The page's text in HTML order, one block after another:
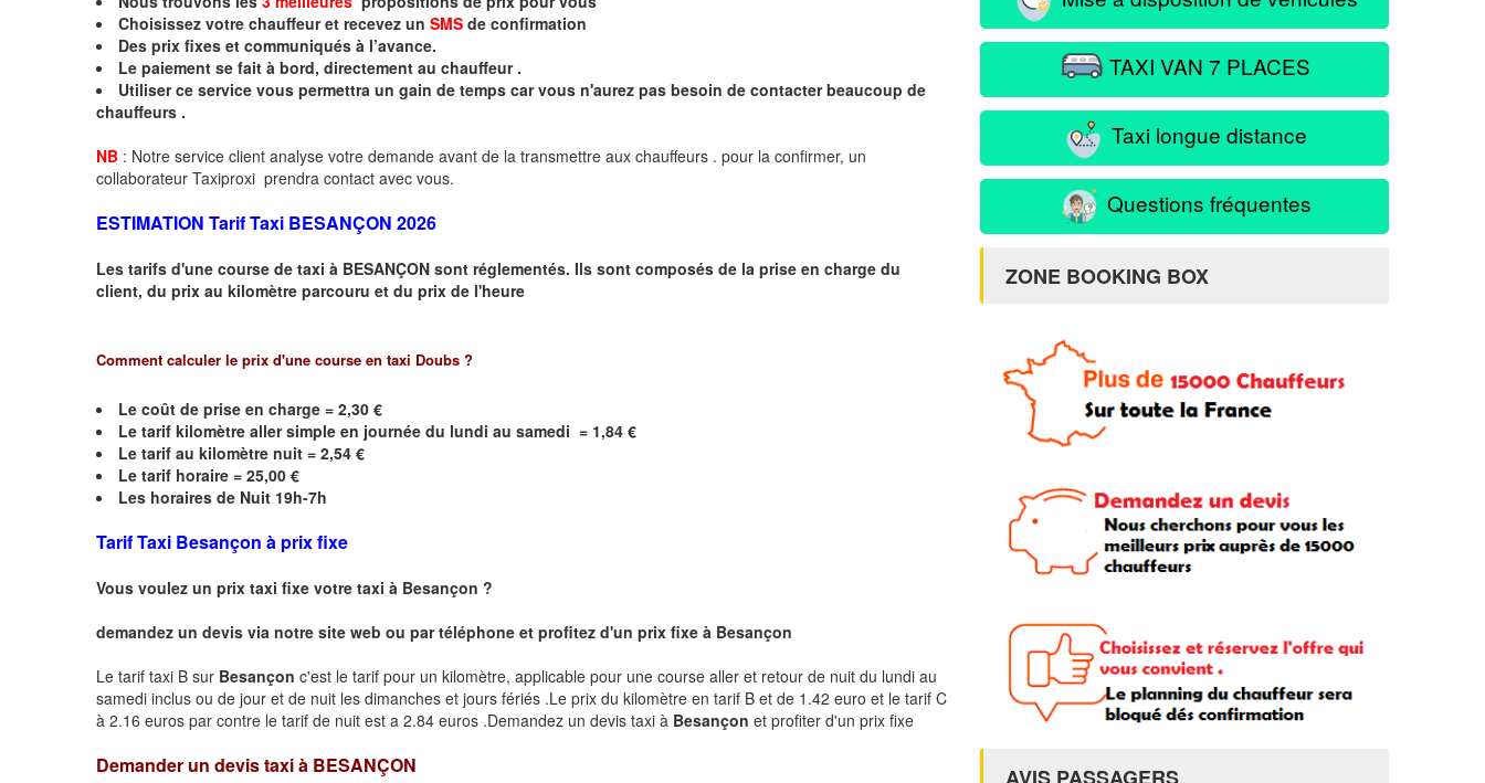
Choisissez votre chauffeur et recevez un SMS de confirmation
Des prix fixes et communiqués à l’avance.
Le paiement se fait à bord, directement au chauffeur .
Utiliser ce service vous permettra un gain de temps car vous n'aurez pas besoin de contacter beaucoup de
chauffeurs .
NB : Notre service client analyse votre demande avant de la transmettre aux chauffeurs . pour la confirmer, un
collaborateur Taxiproxi prendra contact avec vous.
ESTIMATION Tarif Taxi BESANÇON 2026
Les tarifs d'une course de taxi à BESANÇON sont réglementés. Ils sont composés de la prise en charge du
client, du prix au kilomètre parcouru et du prix de l'heure
Comment calculer le prix d'une course en taxi Doubs ?
Le coût de prise en charge = 2,30 €
Le tarif kilomètre aller simple en journée du lundi au samedi = 1,84 €
Le tarif au kilomètre nuit = 2,54 €
Le tarif horaire = 25,00 €
Les horaires de Nuit 19h-7h
Tarif Taxi Besançon à prix fixe
Vous voulez un prix taxi fixe votre taxi à Besançon ?
demandez un devis via notre site web ou par téléphone et profitez d'un prix fixe à Besançon
Le tarif taxi B sur Besançon c'est le tarif pour un kilomètre, applicable pour une course aller et retour de nuit du lundi au
samedi inclus ou de jour et de nuit les dimanches et jours fériés .Le prix du kilomètre en tarif B et de 1.42 euro et le tarif C
à 2.16 euros par contre le tarif de nuit est a 2.84 euros .Demandez un devis taxi à Besançon et profiter d'un prix fixe
Demander un devis taxi à BESANÇON
TAXI VAN 7 PLACES
Taxi longue distance
Questions fréquentes
ZONE BOOKING BOX
AVIS PASSAGERS